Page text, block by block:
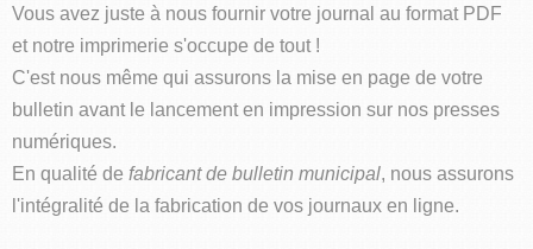
Vous avez juste à nous fournir votre journal au format PDF
et notre imprimerie s'occupe de tout !
C'est nous même qui assurons la mise en page de votre
bulletin avant le lancement en impression sur nos presses
numériques.
En qualité de fabricant de bulletin municipal, nous assurons
l'intégralité de la fabrication de vos journaux en ligne.